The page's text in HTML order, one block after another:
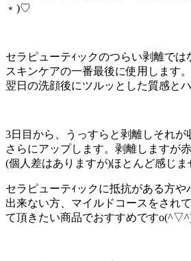
﹡)♡
セラピューテｨックのつらい剥離では
スキンケアの一番最後に使用します。
翌日の洗顔後にツルッとした質感と
3日目から、うっすらと剥離しそれが
さらにアップします。剥離しますが
(個人差はありますが)ほとんど感じま
セラピューテｨックに抵抗がある方や
出来ない方、マイルドコースをされ
て頂きたい商品でおすすめです